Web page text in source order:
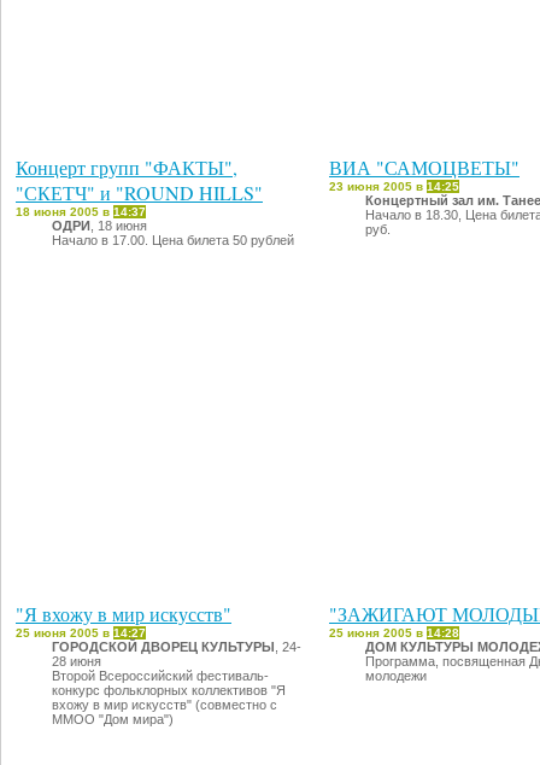
Концерт групп "ФАКТЫ",
"СКЕТЧ" и "ROUND HILLS"
18 июня 2005 в 14:37
ОДРИ , 18 июня
Начало в 17.00. Цена билета 50 рублей
ВИА "САМОЦВЕТЫ"
23 июня 2005 в 14:25
Концертный зал им.
Начало в 18.30, Цена
руб.
"Я вхожу в мир искусств"
25 июня 2005 в 14:27
ГОРОДСКОЙ ДВОРЕЦ КУЛЬТУРЫ , 24-
28 июня
Второй Всероссийский фестиваль-
конкурс фольклорных коллективов "Я
вхожу в мир искусств" (совместно с
ММОО "Дом мира")
"ЗАЖИГАЮТ
25 июня 2005 в 14:28
ДОМ КУЛЬТУРЫ
Программа, посвященная
молодежи